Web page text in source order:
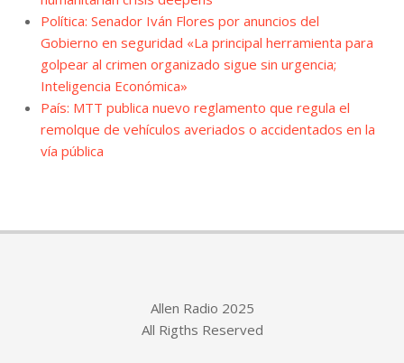
Política: Senador Iván Flores por anuncios del
Gobierno en seguridad «La principal herramienta para
golpear al crimen organizado sigue sin urgencia;
Inteligencia Económica»
País: MTT publica nuevo reglamento que regula el
remolque de vehículos averiados o accidentados en la
vía pública
Allen Radio 2025
All Rigths Reserved